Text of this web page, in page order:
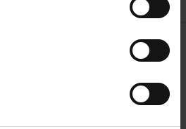
MENÚ PEU 1
Privadesa i termes